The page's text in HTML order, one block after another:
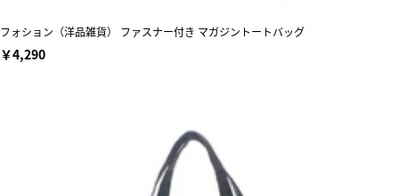
フォション（洋品雑貨） ファスナー付き マガジントートバッグ
￥4,290